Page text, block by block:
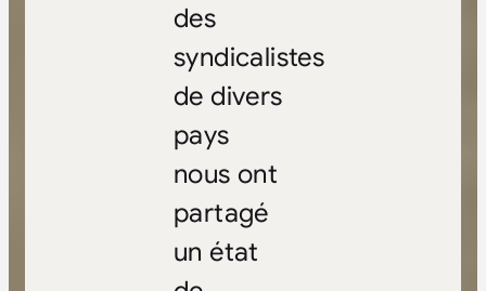
des
syndicalistes
de divers
pays
nous ont
partagé
un état